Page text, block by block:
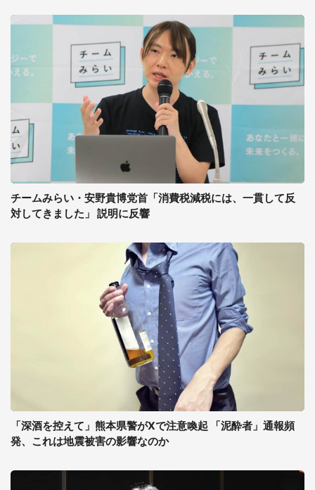
チームみらい・安野貴博党首「消費税減税には、一貫して反
対してきました」 説明に反響
「深酒を控えて」熊本県警がXで注意喚起 「泥酔者」通報頻
発、これは地震被害の影響なのか